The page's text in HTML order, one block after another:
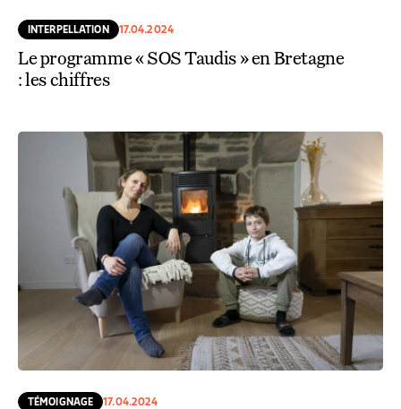
INTERPELLATION 17.04.2024
Le programme « SOS Taudis » en Bretagne
: les chiffres
TÉMOIGNAGE 17.04.2024